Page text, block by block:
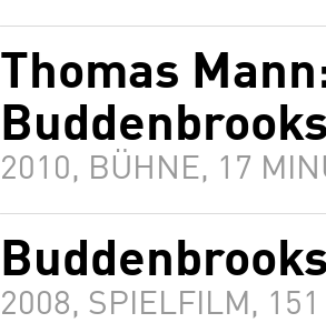
Thomas
2010, BÜHNE, 17
2008, SPIELFILM,